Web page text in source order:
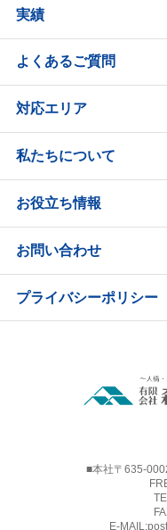
実績
よくあるご質問
対応エリア
私たちについて
お役立ち情報
お問い合わせ
プライバシーポリシー
■本社〒635-
E-MAIL: